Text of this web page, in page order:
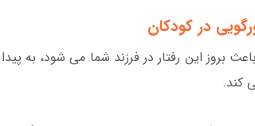
در کودکان
بروز این رفتار در فرزند شما می شود، به
کند.